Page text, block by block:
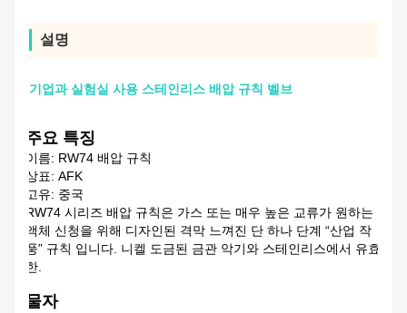
설명
기업과 실험실 사용 스테인리스 배압 규칙 벨브
주요 특징
이름: RW74 배압 규칙
상표: AFK
고유: 중국
RW74 시리즈 배압 규칙은 가스 또는 매우 높은 교류가 원하는
액체 신청을 위해 디자인된 격막 느껴진 단 하나 단계 “산업 작
풍” 규칙 입니다. 니켈 도금된 금관 악기와 스테인리스에서 유효
한.
물자